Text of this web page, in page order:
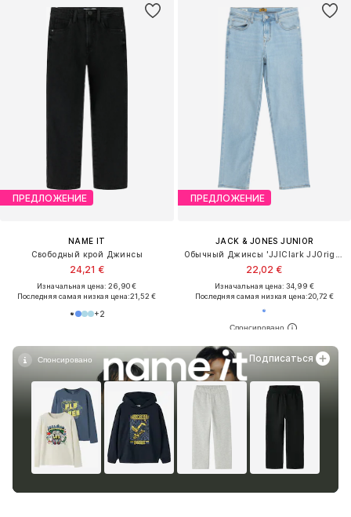
ПРЕДЛОЖЕНИЕ
NAME IT
Свободный крой Джинсы
24,21 €
Изначальная цена: 26,90 €
Последняя самая низкая цена:21,52 €
+2
ПРЕДЛОЖЕНИЕ
JACK & JONES JUNIOR
22,02 €
Изначальная цена: 34,99 €
Последняя самая низкая цена:20,72 €
Подписаться